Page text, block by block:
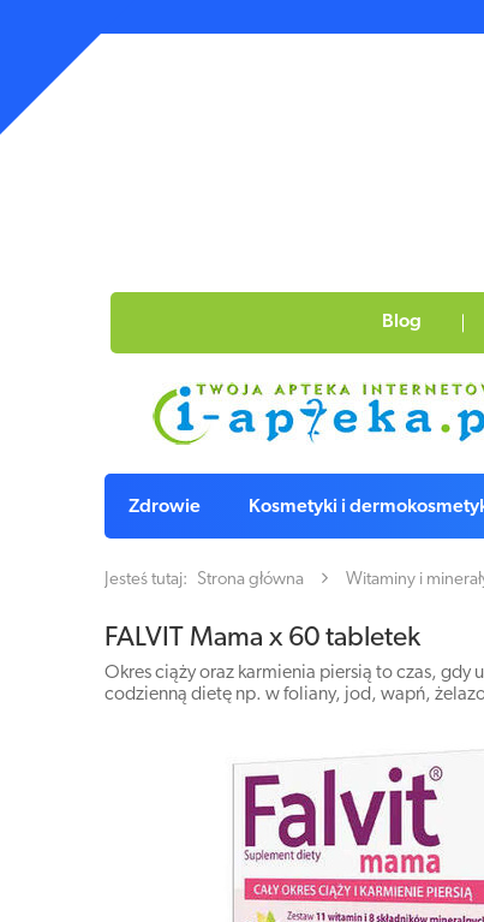
Blog
Zdrowie Kosmetyki i
Jesteś tutaj: Strona główna Witaminy i
FALVIT Mama x 60 tabletek
Okres ciąży oraz karmienia piersią to czas, gdy
codzienną dietę np. w foliany, jod, wapń,